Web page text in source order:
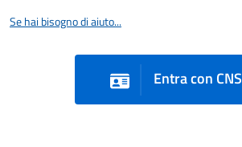
Se hai bisogno di aiuto...
Entra con CNS